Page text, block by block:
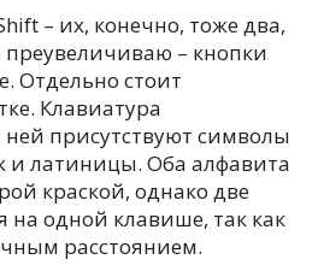
– их, конечно, тоже два,
– кнопки
Отдельно стоит
Клавиатура
присутствуют символы
и латиницы. Оба алфавита
краской, однако две
на одной клавише, так как
расстоянием.